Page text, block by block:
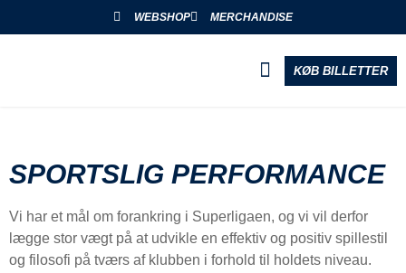
WEBSHOP MERCHANDISE
KØB BILLETTER
SPORTSLIG PERFORMANCE
Vi har et mål om forankring i Superligaen, og vi vil derfor
lægge stor vægt på at udvikle en effektiv og positiv spillestil
og filosofi på tværs af klubben i forhold til holdets niveau.